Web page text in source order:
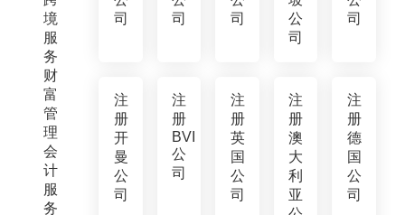
境
服
务
财
富
管
理
会
计
服
务
司
司
司
公
司
司
注
册
开
曼
公
司
注
册
BVI
公
司
注
册
英
国
公
司
注
册
澳
大
利
亚
注
册
德
国
公
司